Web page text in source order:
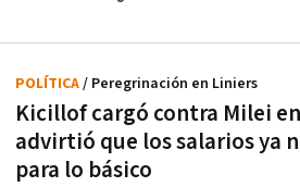
Kicillof cargó contra Milei
advirtió que los salarios ya
para lo básico
POLÍTICA/ Peregrinación en Liniers